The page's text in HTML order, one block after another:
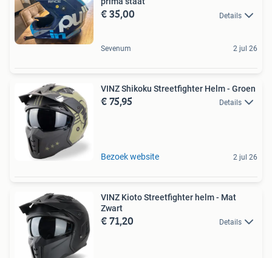
€ 35,00 Details
Sevenum 2 jul 26
VINZ Shikoku Streetfighter Helm - Groen
€ 75,95 Details
Bezoek website 2 jul 26
VINZ Kioto Streetfighter helm - Mat
Zwart
€ 71,20 Details